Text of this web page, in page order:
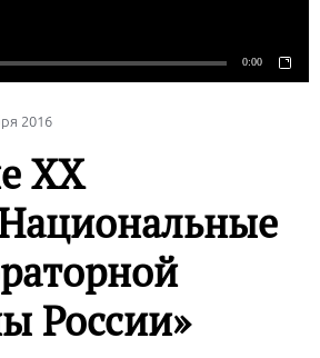
2016
XX
России»